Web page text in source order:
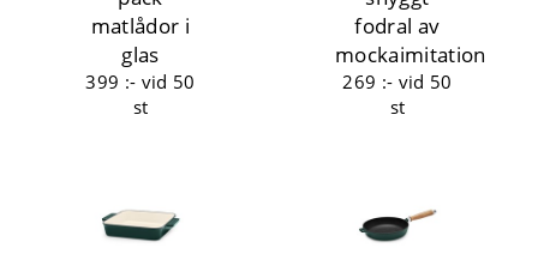
matlådor i
glas
399 :- vid 50
st
fodral av
mockaimitation
269 :- vid 50
st